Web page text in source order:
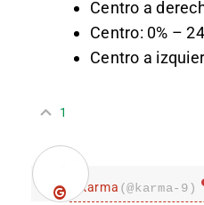
Centro a
Centro: 0% –
Centro a
1
karma (@karma-9)